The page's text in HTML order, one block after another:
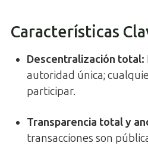
Características
Descentralización total:
autoridad única;
participar.
Transparencia total y
transacciones son